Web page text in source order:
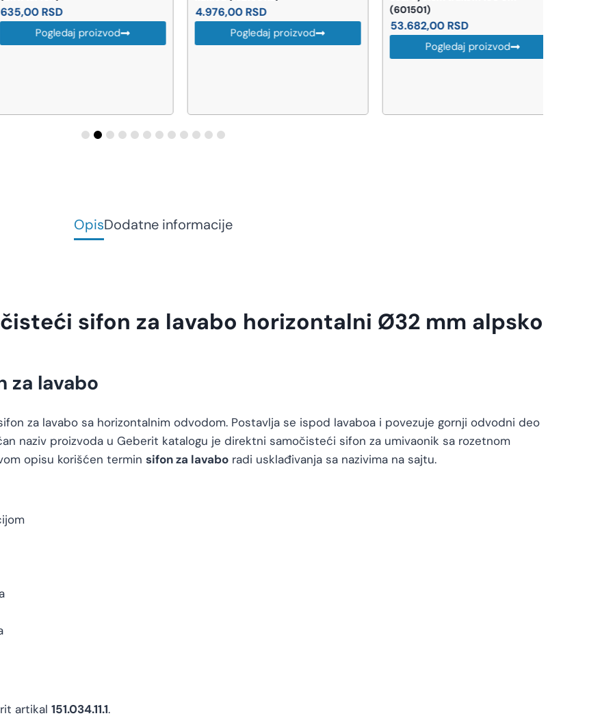
RSD
Pogledaj proizvod
4.976,00RSD
Pogledaj proizvod
(601501)
53.682,00RSD
Pogledaj proizvod
OpisDodatne informacije
sifon za lavabo horizontalni Ø32 mm alpsko
za lavabo
za lavabo sa horizontalnim odvodom. Postavlja se ispod lavaboa i povezuje gornji odvodni deo
naziv proizvoda u Geberit katalogu je direktni samočisteći sifon za umivaonik sa rozetnom
opisu korišćen termin sifon za lavabo radi usklađivanja sa nazivima na sajtu.
artikal 151.034.11.1.